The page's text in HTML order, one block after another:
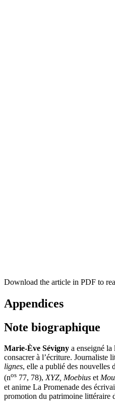
Download the article in PDF to
Appendices
Note biographique
Marie-Ève Sévigny a enseigné
consacrer à l’écriture. Journaliste
lignes, elle a publié des nouvelles
(nos 77, 78),XYZ, Moebius et
et anime La Promenade des
promotion du patrimoine littéraire